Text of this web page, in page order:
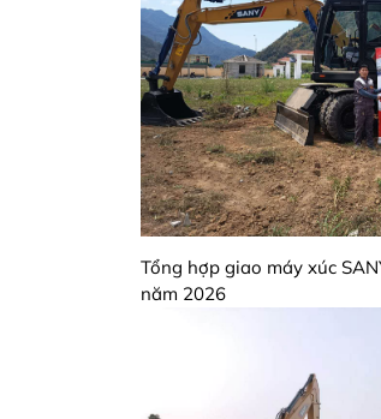
Tổng hợp giao máy xúc
năm 2026